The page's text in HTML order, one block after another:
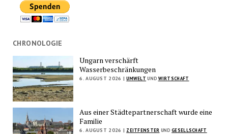
CHRONOLOGIE
Ungarn verschärft
Wasserbeschränkungen
6. AUGUST 2026 | UMWELT UND WIRTSCHAFT
Aus einer Städtepartnerschaft wurde eine
Familie
6. AUGUST 2026 | ZEITFENSTER UNDGESELLSCHAFT